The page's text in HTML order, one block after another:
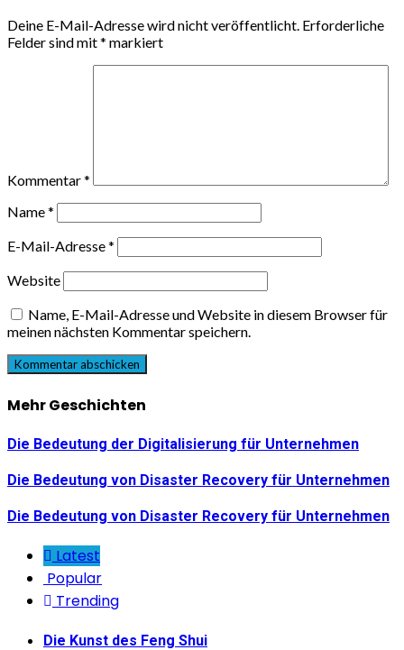
Deine E-Mail-Adresse wird nicht veröffentlicht. Erforderliche
Felder sind mit* markiert
Kommentar*
Name*
E-Mail-Adresse*
Website
Name, E-Mail-Adresse und Website in diesem Browser für
meinen nächsten Kommentar speichern.
Mehr Geschichten
Die Bedeutung der Digitalisierung für Unternehmen
Die Bedeutung von Disaster Recovery für Unternehmen
Die Bedeutung von Disaster Recovery für Unternehmen
Latest
Popular
Trending
Die Kunst des Feng Shui